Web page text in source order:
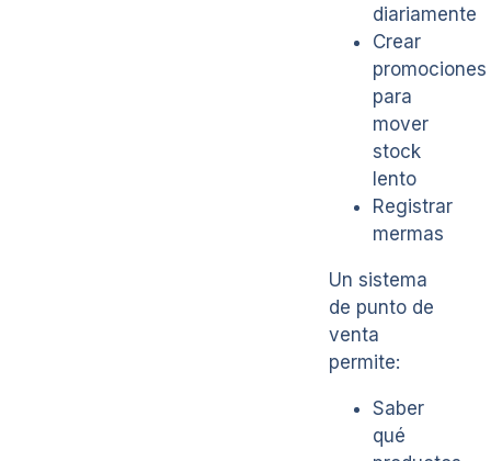
diariamente
Crear
promociones
para
mover
stock
lento
Registrar
mermas
Un sistema
de punto de
venta
permite:
Saber
qué